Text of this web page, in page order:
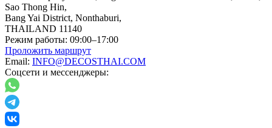
Sao Thong Hin,
Bang Yai District, Nonthaburi,
THAILAND 11140
Режим работы: 09:00–17:00
Проложить маршрут
Email: INFO@DECOSTHAI.COM
Соцсети и мессенджеры: